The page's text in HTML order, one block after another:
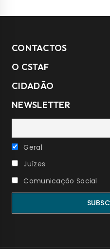
CONTACTOS
O CSTAF
CIDADÃO
NEWSLETTER
Geral
Juízes
Comunicação Social